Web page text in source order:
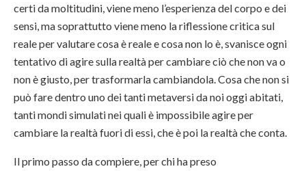
certi da moltitudini, viene meno l’esperienza del corpo e dei
sensi, ma soprattutto viene meno la riflessione critica sul
reale per valutare cosa è reale e cosa non lo è, svanisce ogni
tentativo di agire sulla realtà per cambiare ciò che non va o
non è giusto, per trasformarla cambiandola. Cosa che non si
può fare dentro uno dei tanti metaversi da noi oggi abitati,
tanti mondi simulati nei quali è impossibile agire per
cambiare la realtà fuori di essi, che è poi la realtà che conta.
Il primo passo da compiere, per chi ha preso